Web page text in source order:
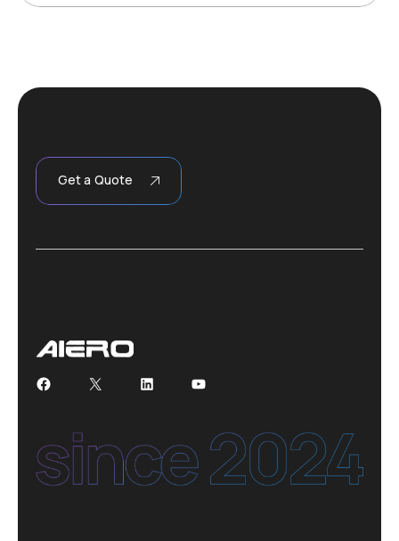
Get a Quote
Facebook
X LinkedInYouTube